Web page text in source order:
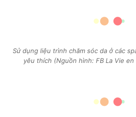
Sử dụng liệu trình chăm sóc da ở các
yêu thích (Nguồn hình: FB La Vie en